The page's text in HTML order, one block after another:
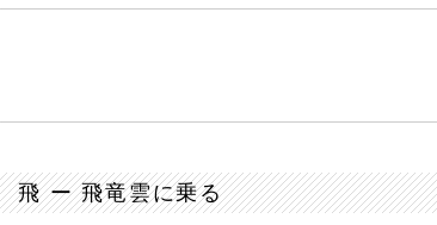
飛 ー 飛竜雲に乗る